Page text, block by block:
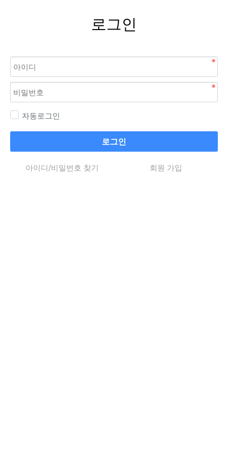
로그인
자동로그인
로그인
아이디/비밀번호 찾기 회원 가입